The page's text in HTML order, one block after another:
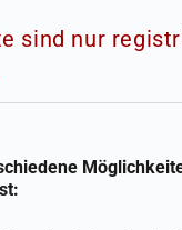
sind nur